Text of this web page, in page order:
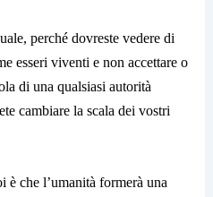
perché dovreste vedere di
esseri viventi e non accettare o
di una qualsiasi autorità
cambiare la scala dei vostri
è che l’umanità formerà una